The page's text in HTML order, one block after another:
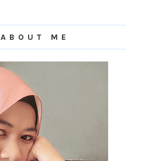
ABOUT ME